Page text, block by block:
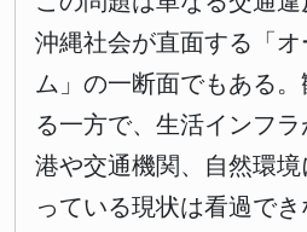
沖縄社会が直面する「
ム」の一断面でもある
る一方で、生活インフ
港や交通機関、自然環
っている現状は看過でき